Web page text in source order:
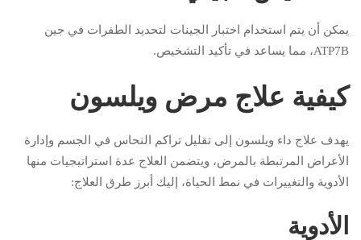
يمكن أن يتم استخدام اختبار الجينات لتحديد الطفرات في جين
ATP7B، مما يساعد في تأكيد التشخيص.
كيفية علاج مرض ويلسون
يهدف علاج داء ويلسون إلى تقليل تراكم النحاس في الجسم وإدارة
الأعراض المرتبطة بالمرض، ويتضمن العلاج عدة استراتيجيات منها
الأدوية والتغييرات في نمط الحياة، إليك أبرز طرق العلاج:
الأدوية